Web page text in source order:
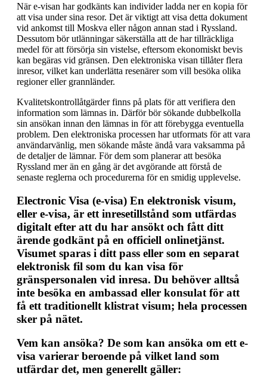
När e-visan har godkänts kan individer ladda ner en kopia för
att visa under sina resor. Det är viktigt att visa detta dokument
vid ankomst till Moskva eller någon annan stad i Ryssland.
Dessutom bör utlänningar säkerställa att de har tillräckliga
medel för att försörja sin vistelse, eftersom ekonomiskt bevis
kan begäras vid gränsen. Den elektroniska visan tillåter flera
inresor, vilket kan underlätta resenärer som vill besöka olika
regioner eller grannländer.
Kvalitetskontrollåtgärder finns på plats för att verifiera den
information som lämnas in. Därför bör sökande dubbelkolla
sin ansökan innan den lämnas in för att förebygga eventuella
problem. Den elektroniska processen har utformats för att vara
användarvänlig, men sökande måste ändå vara vaksamma på
de detaljer de lämnar. För dem som planerar att besöka
Ryssland mer än en gång är det avgörande att förstå de
senaste reglerna och procedurerna för en smidig upplevelse.
Electronic Visa (e-visa) En elektronisk visum,
eller e-visa, är ett inresetillstånd som utfärdas
digitalt efter att du har ansökt och fått ditt
ärende godkänt på en officiell onlinetjänst.
Visumet sparas i ditt pass eller som en separat
elektronisk fil som du kan visa för
gränspersonalen vid inresa. Du behöver alltså
inte besöka en ambassad eller konsulat för att
få ett traditionellt klistrat visum; hela processen
sker på nätet.
Vem kan ansöka? De som kan ansöka om ett e-
visa varierar beroende på vilket land som
utfärdar det, men generellt gäller: